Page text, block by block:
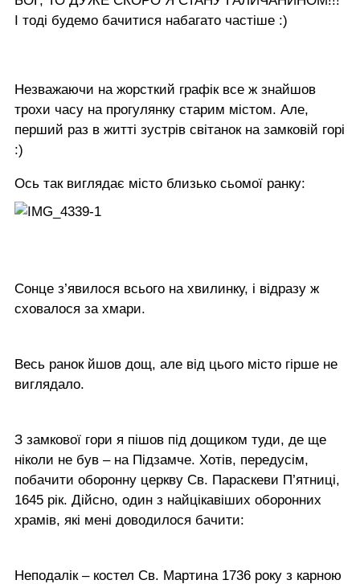
І тоді будемо бачитися набагато частіше :)
Незважаючи на жорсткий графік все ж знайшов
трохи часу на прогулянку старим містом. Але,
перший раз в житті зустрів світанок на замковій горі
:)
Ось так виглядає місто близько сьомої ранку:
Сонце з’явилося всього на хвилинку, і відразу ж
сховалося за хмари.
Весь ранок йшов дощ, але від цього місто гірше не
виглядало.
З замкової гори я пішов під дощиком туди, де ще
ніколи не був – на Підзамче. Хотів, передусім,
побачити оборонну церкву Св. Параскеви П’ятниці,
1645 рік. Дійсно, один з найцікавіших оборонних
храмів, які мені доводилося бачити:
Неподалік – костел Св. Мартина 1736 року з карною